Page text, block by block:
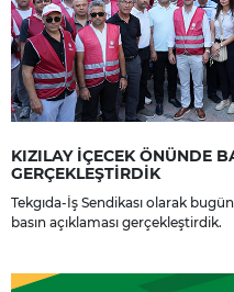
KIZILAY İÇECEK ÖNÜNDE
GERÇEKLEŞTİRDİK
Tekgıda-İş Sendikası olarak
basın açıklaması gerçekleştirdik.